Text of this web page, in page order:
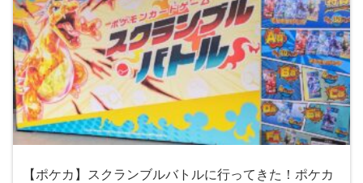
【ポケカ】スクランブルバトルに行ってきた！ポケカ